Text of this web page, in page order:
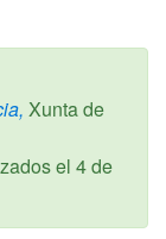
Xunta de
el 4 de